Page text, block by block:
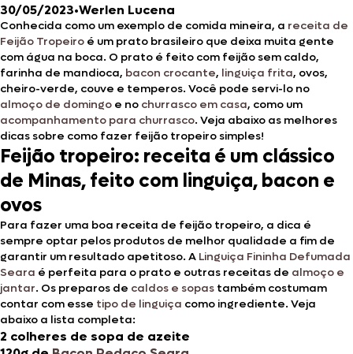
30/05/2023•Werlen Lucena
Conhecida como um exemplo de comida mineira, a receita de
Feijão Tropeiro é um prato brasileiro que deixa muita gente
com água na boca. O prato é feito com feijão sem caldo,
farinha de mandioca, bacon crocante, linguiça frita, ovos,
cheiro-verde, couve e temperos. Você pode servi-lo no
almoço de domingo e no churrasco em casa, como um
acompanhamento para churrasco. Veja abaixo as melhores
dicas sobre como fazer feijão tropeiro simples!
Feijão tropeiro: receita é um clássico
de Minas, feito com linguiça, bacon e
ovos
Para fazer uma boa receita de feijão tropeiro, a dica é
sempre optar pelos produtos de melhor qualidade a fim de
garantir um resultado apetitoso. A Linguiça Fininha Defumada
Seara é perfeita para o prato e outras receitas de almoço e
jantar. Os preparos de caldos e sopas também costumam
contar com esse tipo de linguiça como ingrediente. Veja
abaixo a lista completa:
2 colheres de sopa de azeite